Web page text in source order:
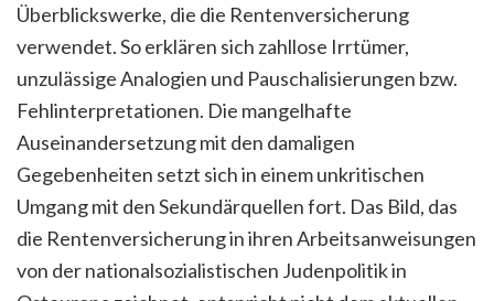
Überblickswerke, die die Rentenversicherung
verwendet. So erklären sich zahllose Irrtümer,
unzulässige Analogien und Pauschalisierungen bzw.
Fehlinterpretationen. Die mangelhafte
Auseinandersetzung mit den damaligen
Gegebenheiten setzt sich in einem unkritischen
Umgang mit den Sekundärquellen fort. Das Bild, das
die Rentenversicherung in ihren Arbeitsanweisungen
von der nationalsozialistischen Judenpolitik in